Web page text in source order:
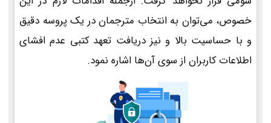
خصوص، می‌توان به انتخاب مترجمان در یک پروسه دقیق
و با حساسیت بالا و نیز دریافت تعهد کتبی عدم افشای
اطلاعات کاربران از سوی آن‌ها اشاره نمود.